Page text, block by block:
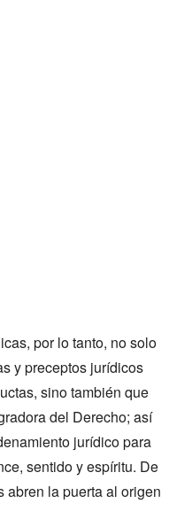
por lo tanto, no solo
y preceptos jurídicos
sino también que
del Derecho; así
jurídico para
sentido y espíritu. De
abren la puerta al origen